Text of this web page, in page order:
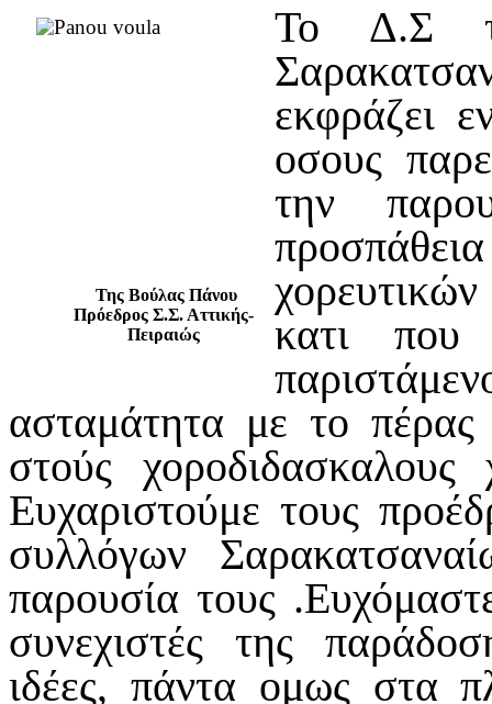
Της Βούλας Πάνου
Πρόεδρος Σ.Σ. Αττικής-
Πειραιώς
Το Δ.Σ
εκφράζει
οσους
την
κατι που
ασταμάτητα με το
στούς
Ευχαριστούμε τους
συλλόγων
παρουσία τους
συνεχιστές της
ιδέες, πάντα ομως στα